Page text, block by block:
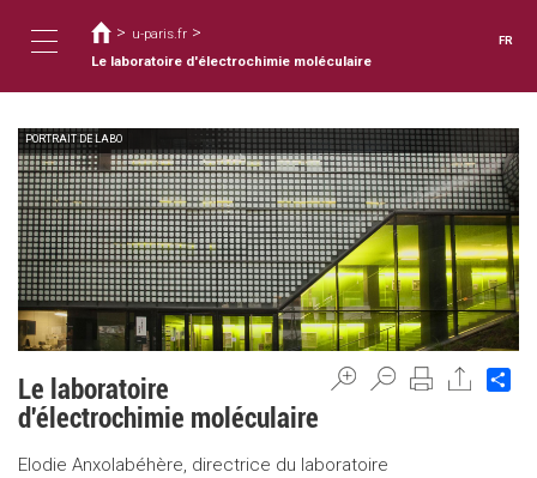
contenu
Toggle
navigation
êtes
ici
> u-paris.fr >
Le laboratoire d'électrochimie moléculaire
FR
PORTRAIT DE LABO
Le laboratoire
d'électrochimie moléculaire
Elodie Anxolabéhère, directrice du laboratoire